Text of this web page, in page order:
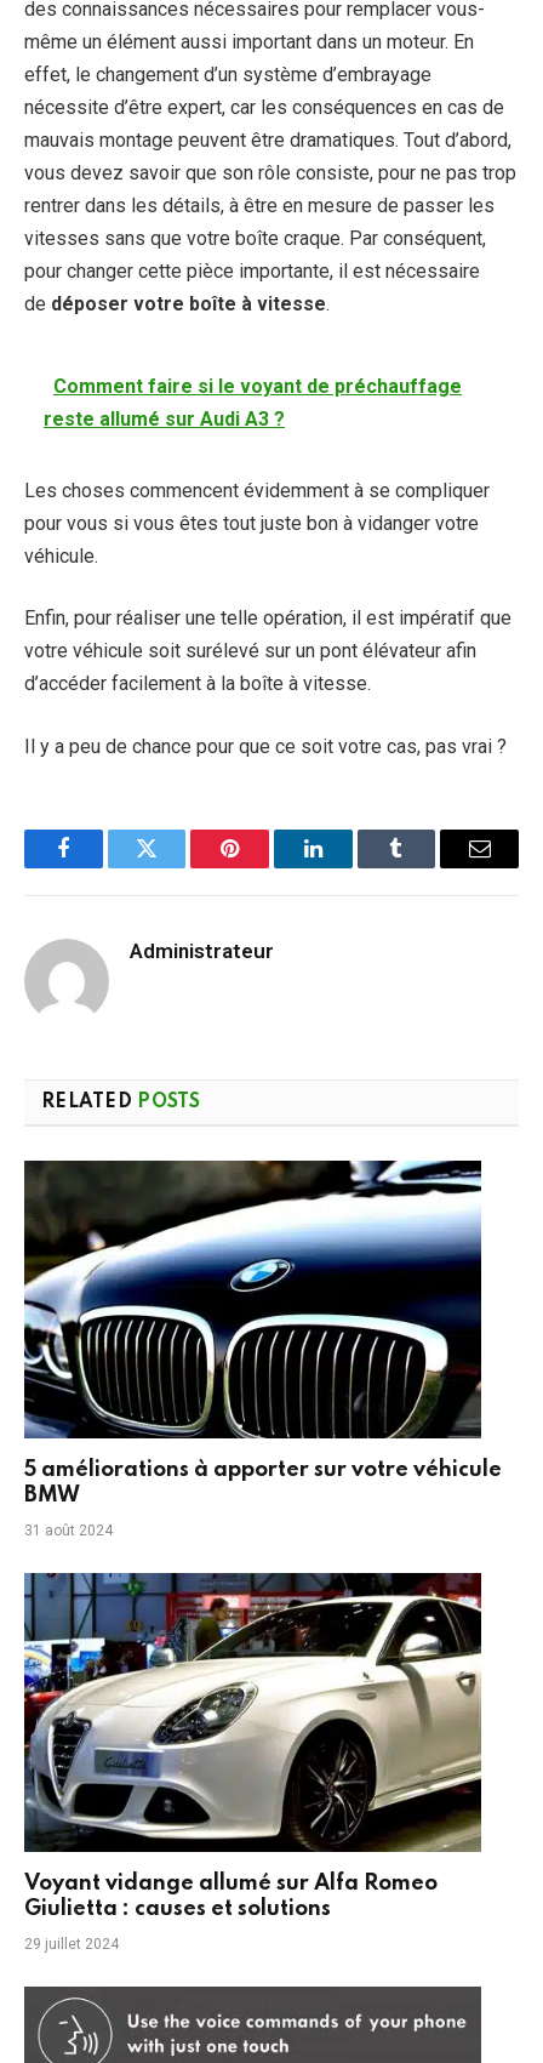
des connaissances nécessaires pour remplacer vous-
même un élément aussi important dans un moteur. En
effet, le changement d’un système d’embrayage
nécessite d’être expert, car les conséquences en cas de
mauvais montage peuvent être dramatiques. Tout d’abord,
vous devez savoir que son rôle consiste, pour ne pas trop
rentrer dans les détails, à être en mesure de passer les
vitesses sans que votre boîte craque. Par conséquent,
pour changer cette pièce importante, il est nécessaire
de déposer votre boîte à vitesse.
Comment faire si le voyant de préchauffage
reste allumé sur Audi A3 ?
Les choses commencent évidemment à se compliquer
pour vous si vous êtes tout juste bon à vidanger votre
véhicule.
Enfin, pour réaliser une telle opération, il est impératif que
votre véhicule soit surélevé sur un pont élévateur afin
d’accéder facilement à la boîte à vitesse.
Il y a peu de chance pour que ce soit votre cas, pas vrai ?
FacebookTwitter Pinterest LinkedInTumblr Email
Administrateur
RELATED POSTS
5 améliorations à apporter sur votre véhicule
BMW
31 août 2024
Voyant vidange allumé sur Alfa Romeo
Giulietta : causes et solutions
29 juillet 2024